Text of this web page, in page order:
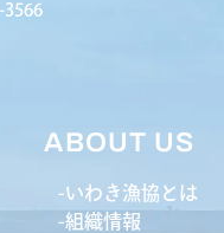
3566
ABOUT US
いわき漁協とは
組織情報